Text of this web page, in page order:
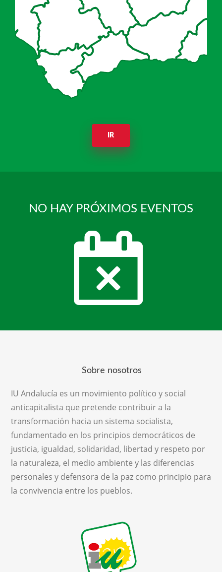
IR
NO HAY PRÓXIMOS EVENTOS
Sobre nosotros
IU Andalucía es un movimiento político y social
anticapitalista que pretende contribuir a la
transformación hacia un sistema socialista,
fundamentado en los principios democráticos de
justicia, igualdad, solidaridad, libertad y respeto por
la naturaleza, el medio ambiente y las diferencias
personales y defensora de la paz como principio para
la convivencia entre los pueblos.